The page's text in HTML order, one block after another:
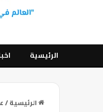
الرئيسية
الرئيسية/